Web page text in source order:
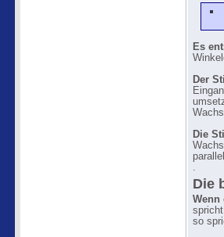
Es
Der
Die
.
Die
Wenn
so